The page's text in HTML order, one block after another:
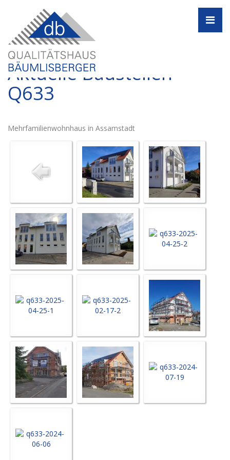
Aktuelle Baustellen -
Q633
Mehrfamilienwohnhaus in Assamstadt